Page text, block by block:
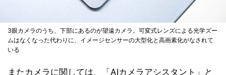
3眼カメラのうち、下部にあるのが望遠カメラ。可変式レンズによる光学ズー
ムはなくなった代わりに、イメージセンサーの大型化と高画素化がなされて
いる
またカメラに関しては、「AIカメラアシスタント」と